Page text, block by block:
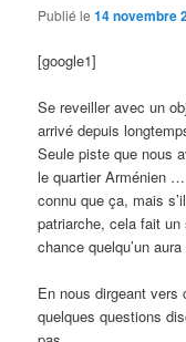
Publié le14 novembre
[google1]
Se reveiller avec un
arrivé depuis
Seule piste que nous
le quartier Arménien
connu que ça, mais
patriarche, cela fait un
chance quelqu’un
En nous dirgeant vers
quelques questions